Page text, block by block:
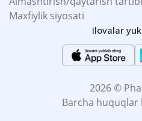
Maxfiylik siyosati
Ilovalar
2026 ©
Barcha huquqlar